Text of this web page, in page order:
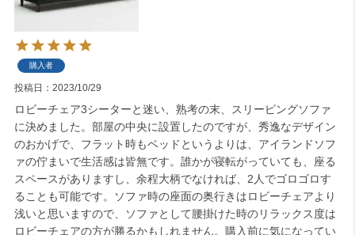
検索
購入者
投稿日 2023/10/29
ロビーチェア3シーターと迷い、熟考の末、スリーピングソファ
に決めました。部屋の中央に設置したのですが、秀逸なデザイン
のおかげで、フラット時もベッドというよりは、アイランドソフ
ァの佇まいで生活感は皆無です。誰かが寝転がっていても、座る
スペースがありますし、余程大柄でなければ、2人でゴロゴロす
ることも可能です。ソファ時の座面の奥行きはロビーチェアより
浅いと思いますので、ソファとして腰掛けた時のリラックス度は
ロビーチェアの方が勝るかもしれません。購入前に気になってい